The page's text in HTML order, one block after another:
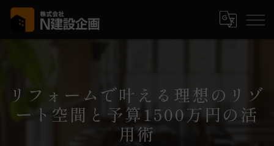
リフォームで叶える理想のリゾ
ート空間と予算1500万円の活
用術